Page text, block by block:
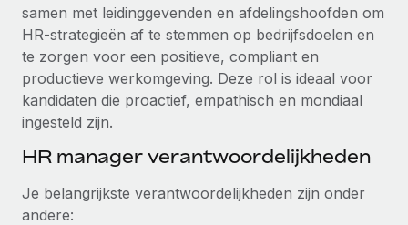
Entiteiten oprichten
Stel snel compliant entiteiten op
Mobiliteit en overplaatsing
Plaats werknemers moeiteloos over
Secundaire arbeidsvoorwaarden
Eenvoudig secundaire arbeidsvoorwaarden
Contractor Management
Belastingen
Naar de blog
Productupdates van Remote: Gusto- en Xero-
integraties en Contractor Management Plus
samen met leidinggevenden en afdelingshoofden om
HR-strategieën af te stemmen op bedrijfsdoelen en
te zorgen voor een positieve, compliant en
productieve werkomgeving. Deze rol is ideaal voor
kandidaten die proactief, empathisch en mondiaal
ingesteld zijn.
HR manager verantwoordelijkheden
Je belangrijkste verantwoordelijkheden zijn onder
andere: